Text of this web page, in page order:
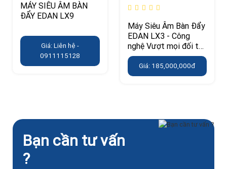
MÁY SIÊU ÂM BÀN
ĐẨY EDAN LX9
Giá: Liên hệ -
0911115128
Máy Siêu Âm Bàn Đẩy
EDAN LX3 - Công
nghệ Vượt mọi đối thủ
trong cùng phân khúc
Giá: 185,000,000đ
Bạn cần tư vấn
?